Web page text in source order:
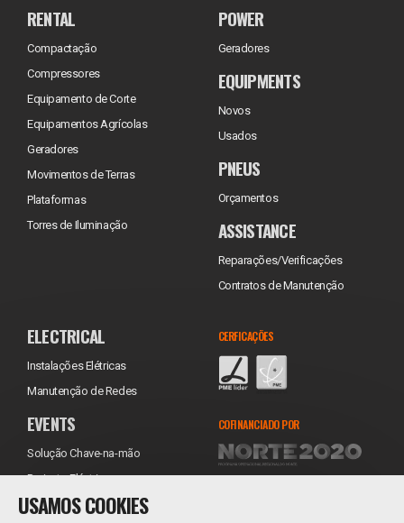
RENTAL
Compactação
Compressores
Equipamento de Corte
Equipamentos Agrícolas
Geradores
Movimentos de Terras
Plataformas
Torres de Iluminação
POWER
Geradores
EQUIPMENTS
Novos
Usados
PNEUS
Orçamentos
ASSISTANCE
Reparações/Verificações
Contratos de Manutenção
ELECTRICAL
Instalações Elétricas
Manutenção de Redes
EVENTS
Solução Chave-na-mão
Projecto Eléctrico
Equipamentos
CERFICAÇÕES
COFINANCIADO POR
USAMOS COOKIES